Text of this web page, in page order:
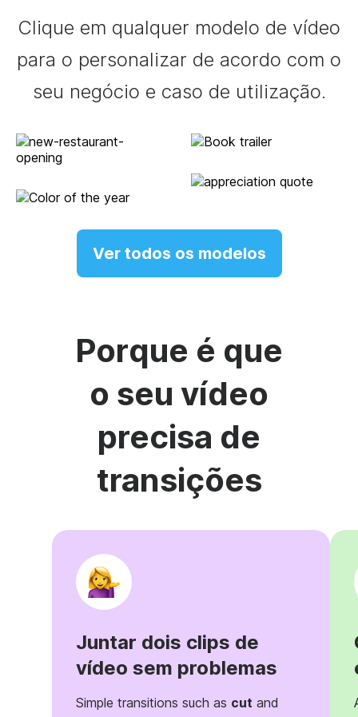
Clique em qualquer modelo de vídeo
para o personalizar de acordo com o
seu negócio e caso de utilização.
Ver todos os modelos
Porque é que
o seu vídeo
precisa de
transições
Juntar dois clips de
vídeo sem problemas
Simple transitions such as cut and